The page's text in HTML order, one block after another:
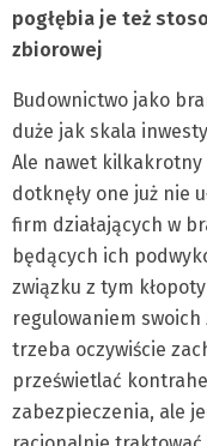
pogłębia je też
zbiorowej
Budownictwo jako
duże jak skala
Ale nawet kilkakrotny
dotknęły one już nie
firm działających w
będących ich
związku z tym
regulowaniem
trzeba oczywiście
prześwietlać
zabezpieczenia, ale